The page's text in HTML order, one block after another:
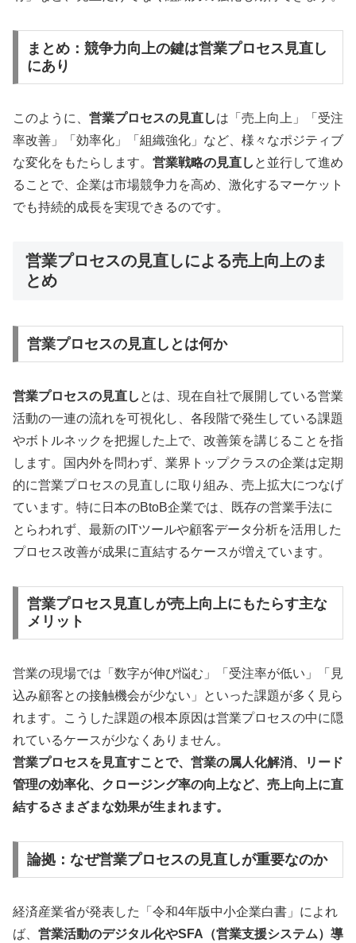
まとめ：競争力向上の鍵は営業プロセス見直し
にあり
このように、 営業プロセスの見直しは「売上向上」「受注
率改善」「効率化」「組織強化」など、様々なポジティブ
な変化をもたらします。 営業戦略の見直し と並行して進め
ることで、企業は市場競争力を高め、激化するマーケット
でも持続的成長を実現できるのです。
営業プロセスの見直しによる売上向上のま
とめ
営業プロセスの見直しとは何か
営業プロセスの見直し とは、現在自社で展開している営業
活動の一連の流れを可視化し、各段階で発生している課題
やボトルネックを把握した上で、改善策を講じることを指
します。国内外を問わず、業界トップクラスの企業は定期
的に営業プロセスの見直しに取り組み、売上拡大につなげ
ています。特に日本のBtoB企業では、既存の営業手法に
とらわれず、最新のITツールや顧客データ分析を活用した
プロセス改善が成果に直結するケースが増えています。
営業プロセス見直しが売上向上にもたらす主な
メリット
営業の現場では「数字が伸び悩む」「受注率が低い」「見
込み顧客との接触機会が少ない」といった課題が多く見ら
れます。こうした課題の根本原因は営業プロセスの中に隠
れているケースが少なくありません。
営業プロセスを見直すことで、営業の属人化解消、リード
管理の効率化、クロージング率の向上など、売上向上に直
結するさまざまな効果が生まれます。
論拠：なぜ営業プロセスの見直しが重要なのか
経済産業省が発表した「令和4年版中小企業白書」によれ
ば、 営業活動のデジタル化やSFA（営業支援システム）導